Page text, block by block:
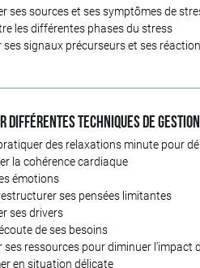
ses sources et ses symptômes de
les différentes phases du stress
ses signaux précurseurs et ses
différentes techniques de
des relaxations minute pour
la cohérence cardiaque
émotions
ses pensées limitantes
ses drivers
de ses besoins
ses ressources pour diminuer l’impact
en situation délicate